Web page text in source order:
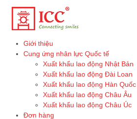
Skip
content
Giới thiệu
Cung ứng nhân lực Quốc tế
Xuất khẩu lao động Nhật Bản
Xuất khẩu lao động Đài Loan
Xuất khẩu lao động Hàn Quốc
Xuất khẩu lao động Châu Âu
Xuất khẩu lao động Châu Úc
Đơn hàng